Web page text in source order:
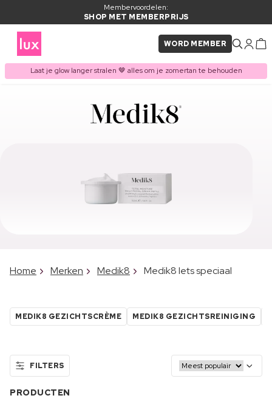
Membervoordelen:
SHOP MET MEMBERPRIJS
WORD MEMBER
Laat je glow langer stralen 🤎 alles om je zomertan te behouden
Home Merken Medik8 Medik8 Iets speciaal
MEDIK8 GEZICHTSCRÈME MEDIK8 GEZICHTSREINIGING
FILTERS
PRODUCTEN